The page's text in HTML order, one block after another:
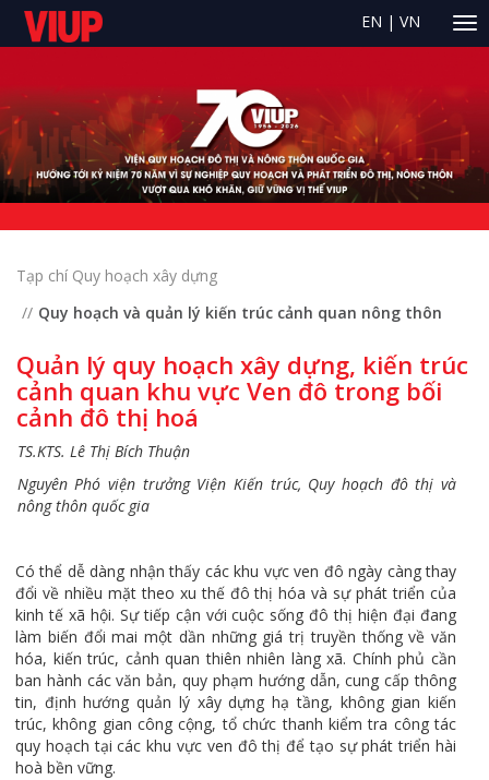
EN | VN
Tạp chí Quy hoạch xây dựng
Quy hoạch và quản lý kiến trúc cảnh quan nông thôn
Quản lý quy hoạch xây dựng, kiến trúc
cảnh quan khu vực Ven đô trong bối
cảnh đô thị hoá
TS.KTS. Lê Thị Bích Thuận
Nguyên Phó viện trưởng Viện Kiến trúc, Quy hoạch đô thị và
nông thôn quốc gia
Có thể dễ dàng nhận thấy các khu vực ven đô ngày càng thay
đổi về nhiều mặt theo xu thế đô thị hóa và sự phát triển của
kinh tế xã hội. Sự tiếp cận với cuộc sống đô thị hiện đại đang
làm biến đổi mai một dần những giá trị truyền thống về văn
hóa, kiến trúc, cảnh quan thiên nhiên làng xã. Chính phủ cần
ban hành các văn bản, quy phạm hướng dẫn, cung cấp thông
tin, định hướng quản lý xây dựng hạ tầng, không gian kiến
trúc, không gian công cộng, tổ chức thanh kiểm tra công tác
quy hoạch tại các khu vực ven đô thị để tạo sự phát triển hài
hoà bền vững.